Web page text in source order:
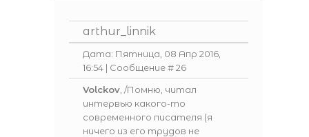
arthur_linnik
Дата: Пятница, 08 Апр 2016,
16:54 | Сообщение #26
Volckov , /Помню, читал
интервью какого-то
современного писателя (я
ничего из его трудов не